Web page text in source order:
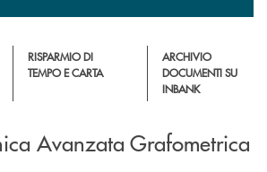
RISPARMIO DI
TEMPO E CARTA
ARCHIVIO
DOCUMENTI SU
INBANK
Avanzata Grafometrica